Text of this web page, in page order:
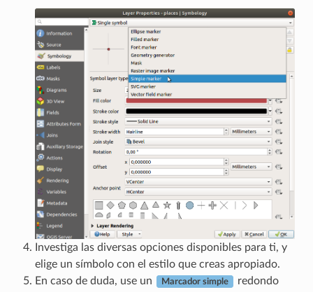
Investiga las diversas opciones disponibles para ti, y
elige un símbolo con el estilo que creas apropiado.
En caso de duda, use un
Marcador simple
redondo